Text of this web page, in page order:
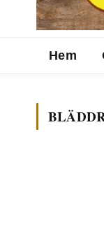
Hem